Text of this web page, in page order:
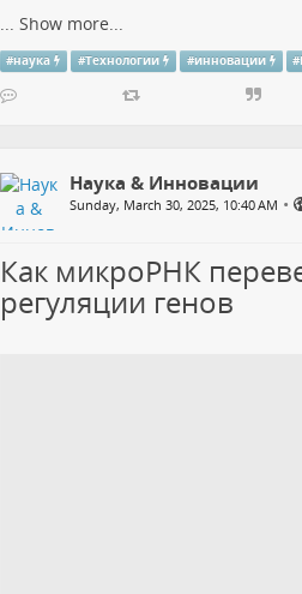
Show more...
#наука #Технологии #инновации #
Наука & Инновации
Sunday, March 30, 2025, 10:40 AM •
Как микроРНК
регуляции генов